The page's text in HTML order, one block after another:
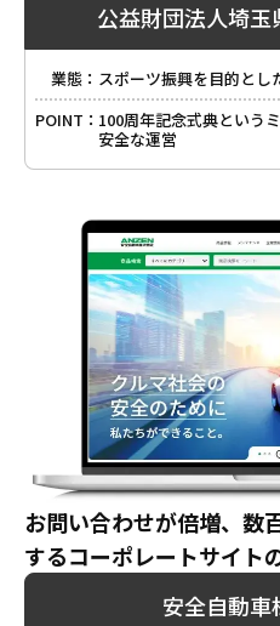
公益財団法人埼
業態： スポーツ振興を目的とし
POINT： 100周年記念式典という
安全な運営
お問い合わせが倍増、数
するコーポレートサイト
安全自動車